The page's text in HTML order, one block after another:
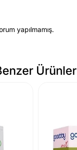
yapılmamış.
Ürünler